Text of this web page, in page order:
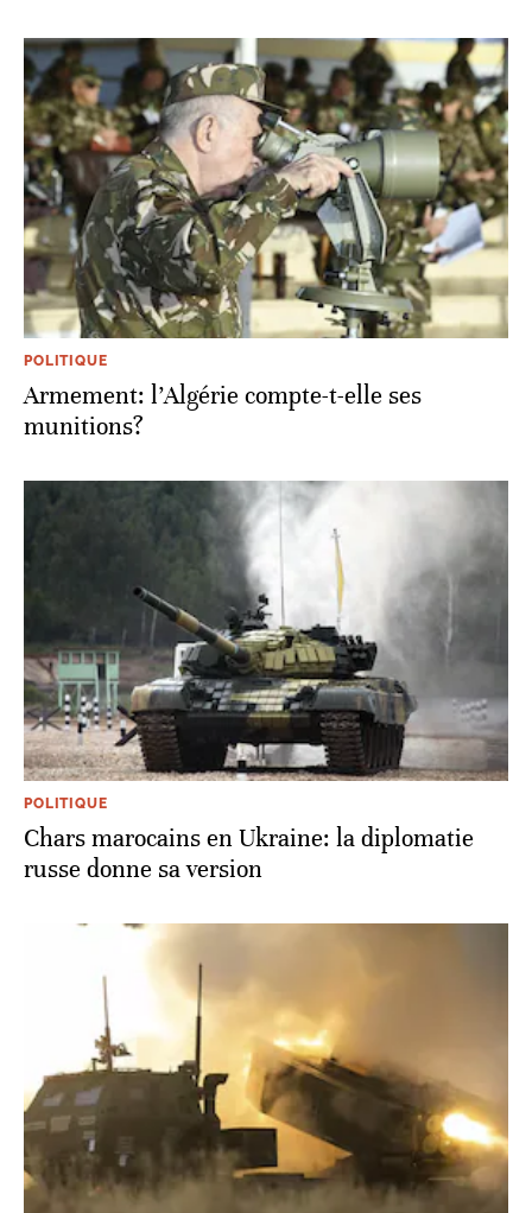
POLITIQUE
Armement: l’Algérie compte-t-elle ses
munitions?
POLITIQUE
Chars marocains en Ukraine: la diplomatie
russe donne sa version